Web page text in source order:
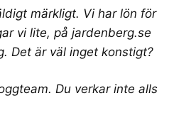
märkligt. Vi har lön för
vi lite, på jardenberg.se
Det är väl inget konstigt?
Du verkar inte alls